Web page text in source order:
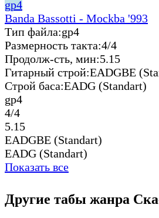
gp4
Banda Bassotti - Mockba '993
Тип файла:gp4
Размерность такта:4/4
Продолж-сть, мин:5.15
Гитарный строй:EADGBE
Строй баса:EADG (Standart)
gp4
4/4
5.15
EADGBE (Standart)
EADG (Standart)
Показать все
Другие табы жанра